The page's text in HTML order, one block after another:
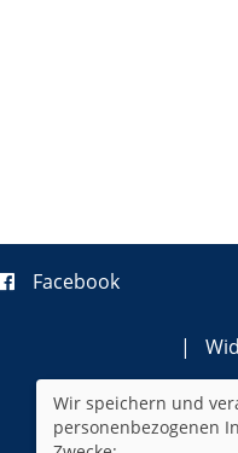
Facebook
Wir speichern und
personenbezogenen